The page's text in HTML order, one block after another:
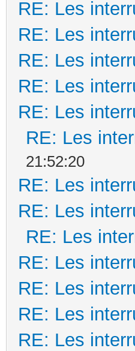
RE: Les
RE: Les
RE: Les
RE: Les
RE: Les
RE: Les
21:52:20
RE: Les
RE: Les
RE: Les
RE: Les
RE: Les
RE: Les
RE: Les